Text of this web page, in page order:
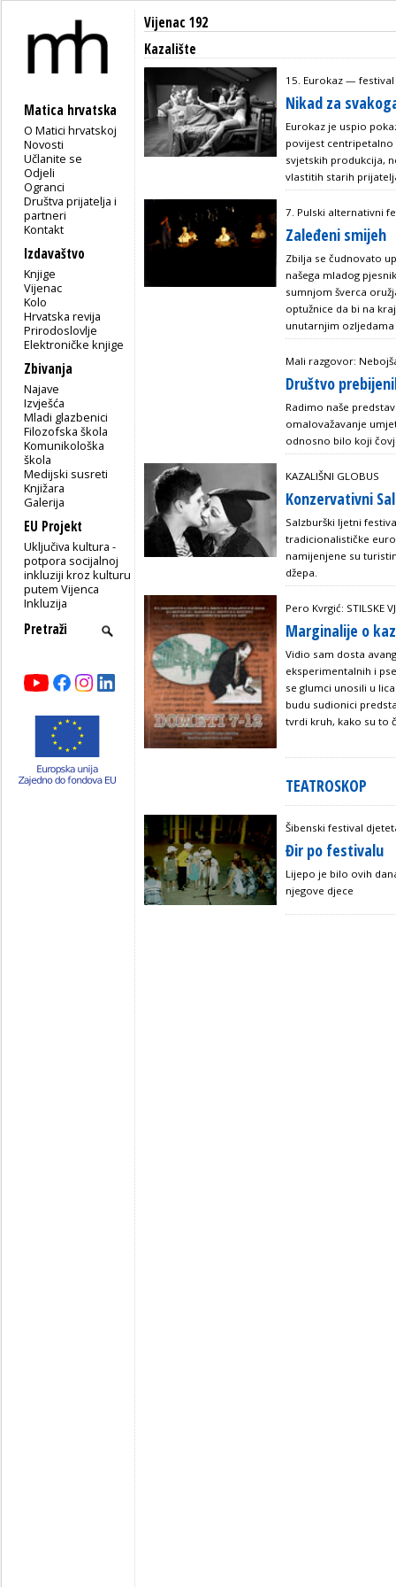
Matica hrvatska
O Matici hrvatskoj
Novosti
Učlanite se
Odjeli
Ogranci
Društva prijatelja i
partneri
Kontakt
Izdavaštvo
Knjige
Vijenac
Kolo
Hrvatska revija
Prirodoslovlje
Elektroničke knjige
Zbivanja
Najave
Izvješća
Mladi glazbenici
Filozofska škola
Komunikološka
škola
Medijski susreti
Knjižara
Galerija
EU Projekt
Uključiva kultura -
potpora socijalnoj
inkluziji kroz kulturu
putem Vijenca
Inkluzija
Vijenac 192
Kazalište
15. Eurokaz —
Nikad za
Eurokaz je uspio
povijest
svjetskih produkcija,
vlastitih starih
7. Pulski alternativni
Zaleđeni smijeh
Zbilja se čudnovato
našega mladog
sumnjom šverca
optužnice da bi na
unutarnjim ozljedama
Mali razgovor:
Društvo
Radimo naše
omalovažavanje
odnosno bilo koji
KAZALIŠNI GLOBUS
Konzervativni
Salzburški ljetni
tradicionalističke
namijenjene su
džepa.
Pero Kvrgić: STILSKE
Marginalije o
Vidio sam dosta
eksperimentalnih i
se glumci unosili u
budu sudionici
tvrdi kruh, kako su to
TEATROSKOP
Šibenski festival
Đir po festivalu
Lijepo je bilo ovih
njegove djece